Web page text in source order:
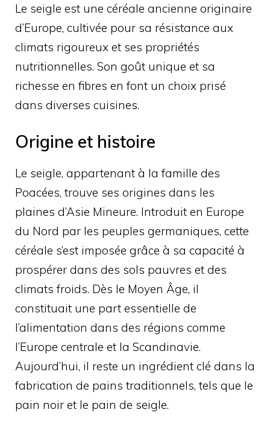
Le seigle est une céréale ancienne originaire
d’Europe, cultivée pour sa résistance aux
climats rigoureux et ses propriétés
nutritionnelles. Son goût unique et sa
richesse en fibres en font un choix prisé
dans diverses cuisines.
Origine et histoire
Le seigle, appartenant à la famille des
Poacées, trouve ses origines dans les
plaines d’Asie Mineure. Introduit en Europe
du Nord par les peuples germaniques, cette
céréale s’est imposée grâce à sa capacité à
prospérer dans des sols pauvres et des
climats froids. Dès le Moyen Âge, il
constituait une part essentielle de
l’alimentation dans des régions comme
l’Europe centrale et la Scandinavie.
Aujourd’hui, il reste un ingrédient clé dans la
fabrication de pains traditionnels, tels que le
pain noir et le pain de seigle.